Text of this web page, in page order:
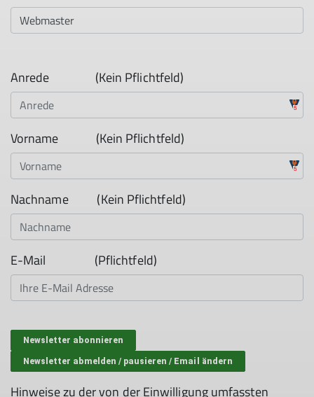
Anrede (Kein Pflichtfeld)
Vorname (Kein Pflichtfeld)
Nachname(Kein Pflichtfeld)
E-Mail (Pflichtfeld)
Hinweise zu der von der Einwilligung umfassten